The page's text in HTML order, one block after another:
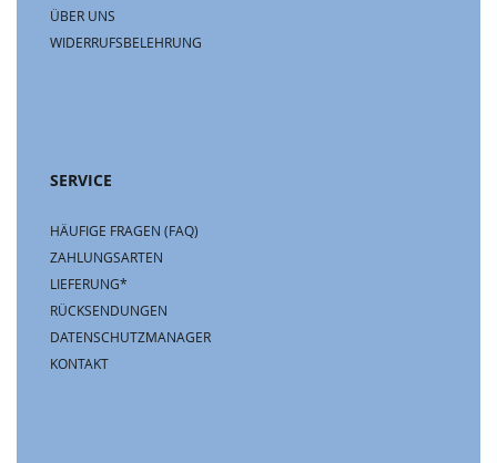
ÜBER UNS
WIDERRUFSBELEHRUNG
SERVICE
HÄUFIGE FRAGEN (FAQ)
ZAHLUNGSARTEN
LIEFERUNG*
RÜCKSENDUNGEN
DATENSCHUTZMANAGER
KONTAKT